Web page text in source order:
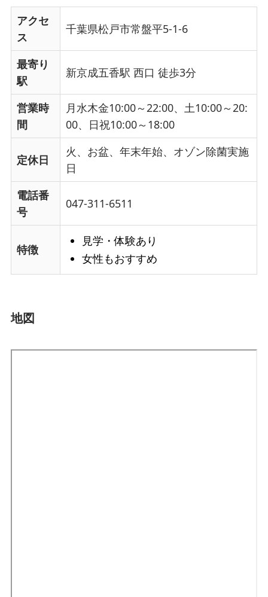
アクセ
ス
千葉県松戸市常盤平5-1-6
最寄り
駅
新京成五香駅 西口 徒歩3分
営業時
間
月水木金10:00～22:00、土10:00～20:
00、日祝10:00～18:00
定休日
火、お盆、年末年始、オゾン除菌実施
日
電話番
号
047-311-6511
特徴
見学・体験あり
女性もおすすめ
地図